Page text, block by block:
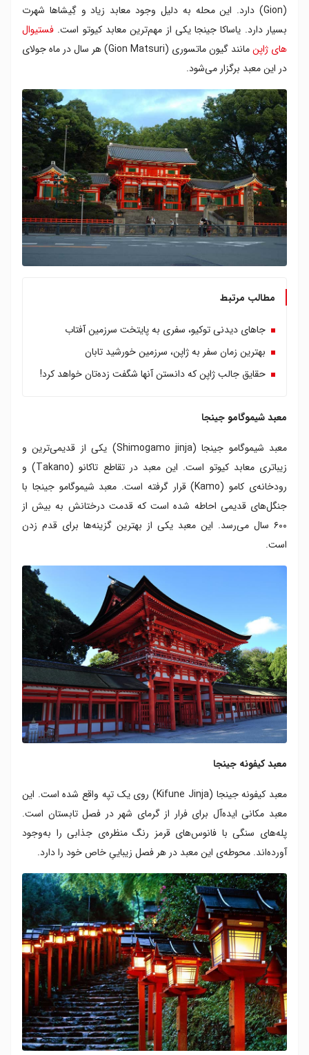
(Gion) دارد. این محله به دلیل وجود معابد زیاد و گِیشاها شهرت
بسیار دارد. یاساکا جینجا یکی از مهم‌ترین معابد کیوتو است. فستیوال
های ژاپن
مانند گیون ماتسوری (Gion Matsuri) هر سال در ماه جولای
در این معبد برگزار می‌شود.
مطالب مرتبط
جاهای دیدنی توکیو، سفری به پایتخت سرزمین آفتاب
بهترین زمان سفر به ژاپن، سرزمین خورشید تابان
حقایق جالب ژاپن که دانستن آنها شگفت زده‌تان خواهد کرد!
معبد شیموگامو جینجا
معبد شیموگامو جینجا (Shimogamo jinja) یکی از قدیمی‌ترین و
زیباتری معابد کیوتو است. این معبد در تقاطع تاکانو (Takano) و
رودخانه‌ی کامو (Kamo) قرار گرفته است. معبد شیموگامو جینجا با
جنگل‌های قدیمی احاطه شده است که قدمت درختانش به بیش از
۶۰۰ سال می‌رسد. این معبد یکی از بهترین گزینه‌ها برای قدم زدن
است.
معبد کیفونه جینجا
معبد کیفونه جینجا (Kifune Jinja) روی یک تپه واقع شده است. این
معبد مکانی ایده‌آل برای فرار از گرمای شهر در فصل تابستان است.
پله‌های سنگی با فانوس‌های قرمز رنگ منظره‌ی جذابی را به‌وجود
آورده‌اند. محوطه‌ی این معبد در هر فصل زیباییِ خاص خود را دارد.